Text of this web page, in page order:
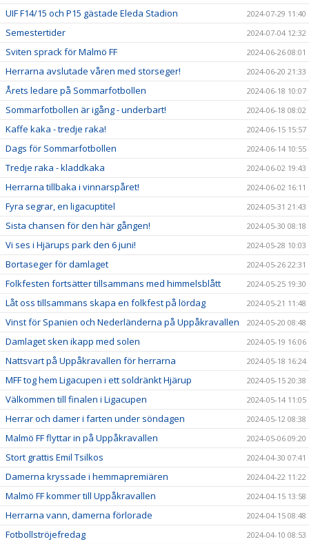
UIF F14/15 och P15 gästade Eleda Stadion 2024-07-29 11:40
Semestertider 2024-07-04 12:32
Sviten sprack för Malmö FF 2024-06-26 08:01
Herrarna avslutade våren med storseger! 2024-06-20 21:33
Årets ledare på Sommarfotbollen 2024-06-18 10:07
Sommarfotbollen är igång - underbart! 2024-06-18 08:02
Kaffe kaka - tredje raka! 2024-06-15 15:57
Dags för Sommarfotbollen 2024-06-14 10:55
Tredje raka - kladdkaka 2024-06-02 19:43
Herrarna tillbaka i vinnarspåret! 2024-06-02 16:11
Fyra segrar, en ligacuptitel 2024-05-31 21:43
Sista chansen för den här gången! 2024-05-30 08:18
Vi ses i Hjärups park den 6 juni! 2024-05-28 10:03
Bortaseger för damlaget 2024-05-26 22:31
Folkfesten fortsätter tillsammans med himmelsblått 2024-05-25 19:30
Låt oss tillsammans skapa en folkfest på lördag 2024-05-21 11:48
Vinst för Spanien och Nederländerna på Uppåkravallen 2024-05-20 08:48
Damlaget sken ikapp med solen 2024-05-19 16:06
Nattsvart på Uppåkravallen för herrarna 2024-05-18 16:24
MFF tog hem Ligacupen i ett soldränkt Hjärup 2024-05-15 20:38
Välkommen till finalen i Ligacupen 2024-05-14 11:05
Herrar och damer i farten under söndagen 2024-05-12 08:38
Malmö FF flyttar in på Uppåkravallen 2024-05-06 09:20
Stort grattis Emil Tsilkos 2024-04-30 07:41
Damerna kryssade i hemmapremiären 2024-04-22 11:22
Malmö FF kommer till Uppåkravallen 2024-04-15 13:58
Herrarna vann, damerna förlorade 2024-04-15 08:48
Fotbollströjefredag 2024-04-10 08:53